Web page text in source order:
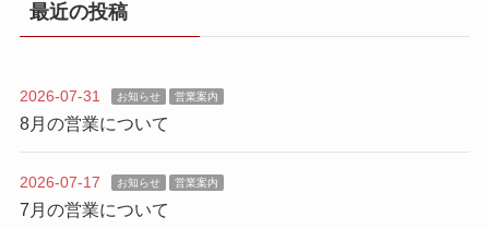
最近の投稿
2026-07-31 お知らせ 営業案内
8月の営業について
2026-07-17 お知らせ 営業案内
7月の営業について